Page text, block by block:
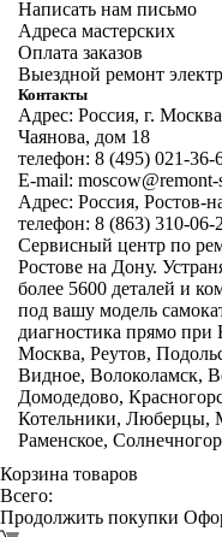
Написать нам письмо
Адреса мастерских
Оплата заказов
Выездной ремонт
Контакты
Адрес: Россия, г.
Чаянова, дом 18
телефон: 8 (495) 021-36-
E-mail: moscow@remont-
Адрес: Россия, Ростов-
телефон: 8 (863) 310-06-
Сервисный центр по
Ростове на Дону.
более 5600 деталей и
под вашу модель
диагностика прямо
Москва, Реутов,
Видное, Волоколамск,
Домодедово,
Котельники,
Раменское,
Корзина товаров
Всего:
Продолжить покупки